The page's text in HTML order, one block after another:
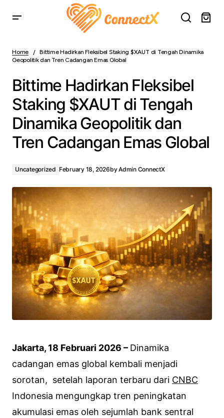
Dinamika Geopolitik dan Tren Cadangan Emas Global
Home
Bittime Hadirkan Fleksibel Staking $XAUT di Tengah Dinamika
Geopolitik dan Tren Cadangan Emas Global
Bittime Hadirkan Fleksibel
Staking $XAUT di Tengah
Dinamika Geopolitik dan
Tren Cadangan Emas Global
Uncategorized February 18, 2026byAdmin ConnectX
Jakarta, 18 Februari 2026 – Dinamika
cadangan emas global kembali menjadi
sorotan, setelah laporan terbaru dari CNBC
Indonesia mengungkap tren peningkatan
akumulasi emas oleh sejumlah bank sentral